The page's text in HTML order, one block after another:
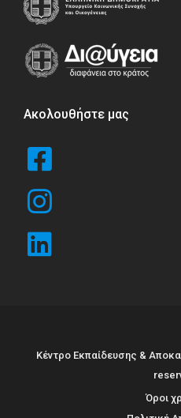
Ακολουθήστε μας
Κέντρο Εκπαίδευσης &
Όροι